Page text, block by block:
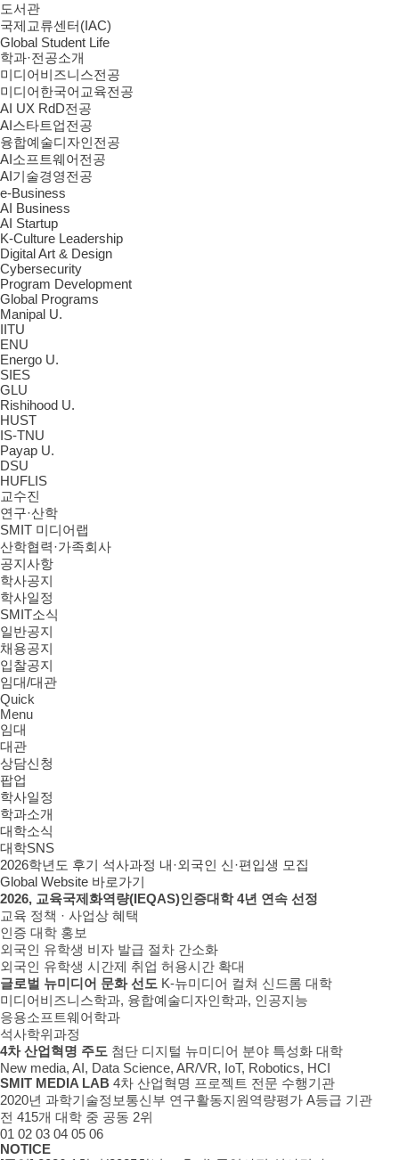
도서관
국제교류센터(IAC)
Global Student Life
학과·전공소개
미디어비즈니스전공
미디어한국어교육전공
AI UX RdD전공
AI스타트업전공
융합예술디자인전공
AI소프트웨어전공
AI기술경영전공
e-Business
AI Business
AI Startup
K-Culture Leadership
Digital Art & Design
Cybersecurity
Program Development
Global Programs
Manipal U.
IITU
ENU
Energo U.
SIES
GLU
Rishihood U.
HUST
IS-TNU
Payap U.
DSU
HUFLIS
교수진
연구·산학
SMIT 미디어랩
산학협력·가족회사
공지사항
학사공지
학사일정
SMIT소식
일반공지
채용공지
입찰공지
임대/대관
Quick
Menu
임대
대관
상담신청
팝업
학사일정
학과소개
대학소식
대학SNS
2026학년도 후기 석사과정 내·외국인 신·편입생 모집
Global Website 바로가기
2026, 교육국제화역량(IEQAS)인증대학 4년 연속 선정
교육 정책 · 사업상 혜택
인증 대학 홍보
외국인 유학생 비자 발급 절차 간소화
외국인 유학생 시간제 취업 허용시간 확대
글로벌 뉴미디어 문화 선도 K-뉴미디어 컬쳐 신드롬 대학
미디어비즈니스학과, 융합예술디자인학과, 인공지능
응용소프트웨어학과
석사학위과정
4차 산업혁명 주도 첨단 디지털 뉴미디어 분야 특성화 대학
New media, AI, Data Science, AR/VR, IoT, Robotics, HCI
SMIT MEDIA LAB 4차 산업혁명 프로젝트 전문 수행기관
2020년 과학기술정보통신부 연구활동지원역량평가 A등급 기관
전 415개 대학 중 공동 2위
01 02 03 04 05 06
NOTICE